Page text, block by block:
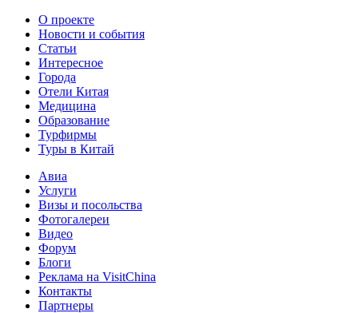
О проекте
Новости и события
Статьи
Интересное
Города
Отели Китая
Медицина
Образование
Турфирмы
Туры в Китай
Авиа
Услуги
Визы и посольства
Фотогалереи
Видео
Форум
Блоги
Реклама на VisitChina
Контакты
Партнеры